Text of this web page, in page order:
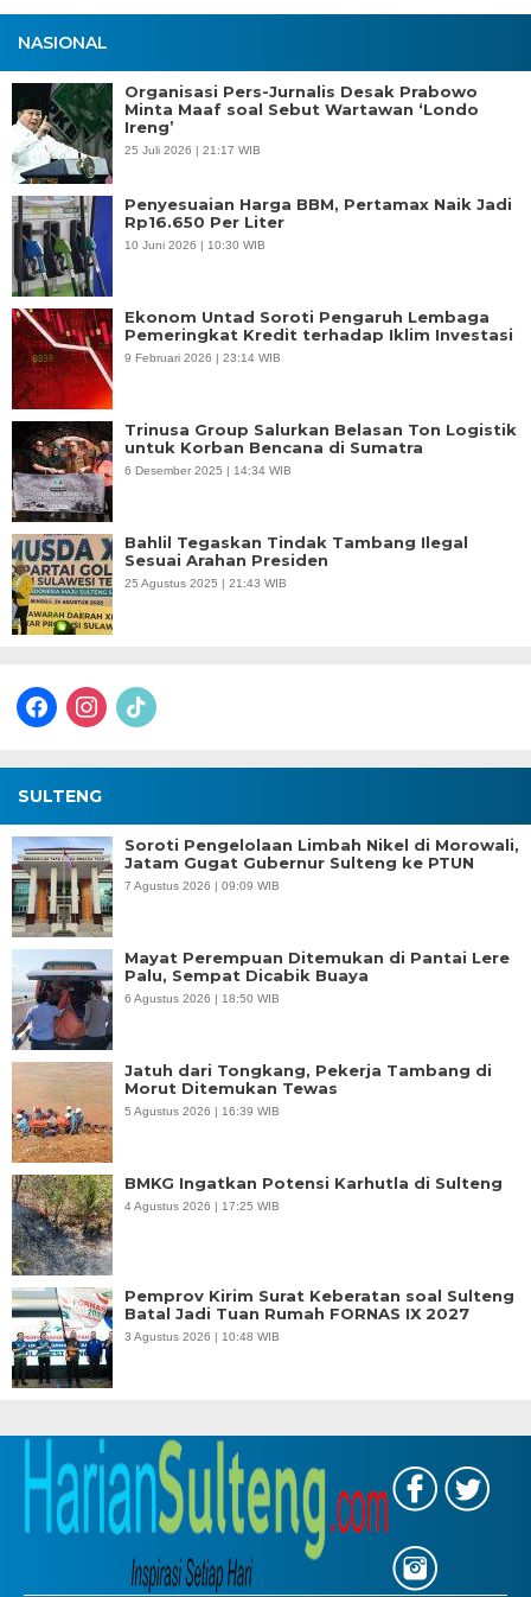
NASIONAL
Organisasi Pers-Jurnalis Desak Prabowo
Minta Maaf soal Sebut Wartawan ‘Londo
Ireng’
25 Juli 2026 | 21:17 WIB
Penyesuaian Harga BBM, Pertamax Naik Jadi
Rp16.650 Per Liter
10 Juni 2026 | 10:30 WIB
Ekonom Untad Soroti Pengaruh Lembaga
Pemeringkat Kredit terhadap Iklim Investasi
9 Februari 2026 | 23:14 WIB
Trinusa Group Salurkan Belasan Ton Logistik
untuk Korban Bencana di Sumatra
6 Desember 2025 | 14:34 WIB
Bahlil Tegaskan Tindak Tambang Ilegal
Sesuai Arahan Presiden
25 Agustus 2025 | 21:43 WIB
facebookinstagram
tiktok
SULTENG
Soroti Pengelolaan Limbah Nikel di Morowali,
Jatam Gugat Gubernur Sulteng ke PTUN
7 Agustus 2026 | 09:09 WIB
Mayat Perempuan Ditemukan di Pantai Lere
Palu, Sempat Dicabik Buaya
6 Agustus 2026 | 18:50 WIB
Jatuh dari Tongkang, Pekerja Tambang di
Morut Ditemukan Tewas
5 Agustus 2026 | 16:39 WIB
BMKG Ingatkan Potensi Karhutla di Sulteng
4 Agustus 2026 | 17:25 WIB
Pemprov Kirim Surat Keberatan soal Sulteng
Batal Jadi Tuan Rumah FORNAS IX 2027
3 Agustus 2026 | 10:48 WIB